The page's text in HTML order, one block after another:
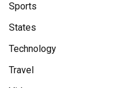
Sports
States
Technology
Travel